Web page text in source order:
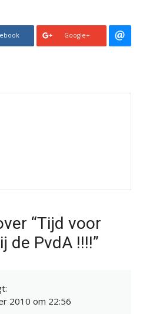
Google+
“Tijd voor
de PvdA !!!!”
2010 om 22:56